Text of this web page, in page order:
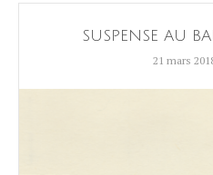
SUSPENSE AU
21 mars